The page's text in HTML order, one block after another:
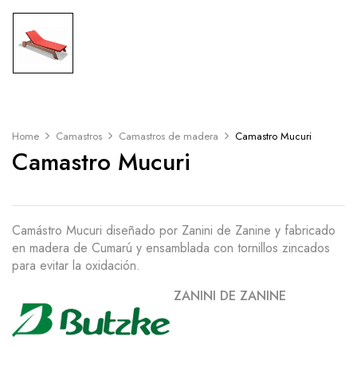
Home Camastros Camastros de madera Camastro Mucuri
Camastro Mucuri
Camástro Mucuri diseñado por Zanini de Zanine y fabricado
en madera de Cumarú y ensamblada con tornillos zincados
para evitar la oxidación.
ZANINI DE ZANINE